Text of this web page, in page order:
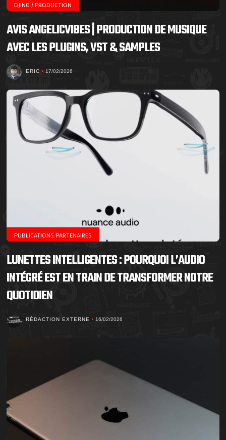
DJING / PRODUCTION
AVIS ANGELICVIBES | PRODUCTION DE MUSIQUE
AVEC LES PLUGINS, VST & SAMPLES
ERIC 17/02/2026
PUBLICATIONS PARTENAIRES
LUNETTES INTELLIGENTES : POURQUOI L’AUDIO
INTÉGRÉ EST EN TRAIN DE TRANSFORMER NOTRE
QUOTIDIEN
RÉDACTION EXTERNE 16/02/2026